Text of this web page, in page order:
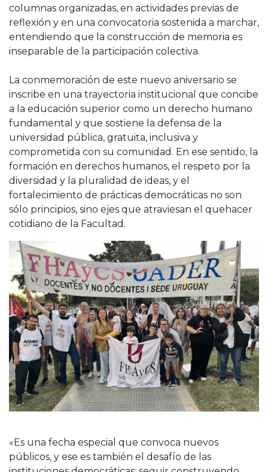
columnas organizadas, en actividades previas de
reflexión y en una convocatoria sostenida a marchar,
entendiendo que la construcción de memoria es
inseparable de la participación colectiva.
La conmemoración de este nuevo aniversario se
inscribe en una trayectoria institucional que concibe
a la educación superior como un derecho humano
fundamental y que sostiene la defensa de la
universidad pública, gratuita, inclusiva y
comprometida con su comunidad. En ese sentido, la
formación en derechos humanos, el respeto por la
diversidad y la pluralidad de ideas, y el
fortalecimiento de prácticas democráticas no son
sólo principios, sino ejes que atraviesan el quehacer
cotidiano de la Facultad.
«Es una fecha especial que convoca nuevos
públicos, y ese es también el desafío de las